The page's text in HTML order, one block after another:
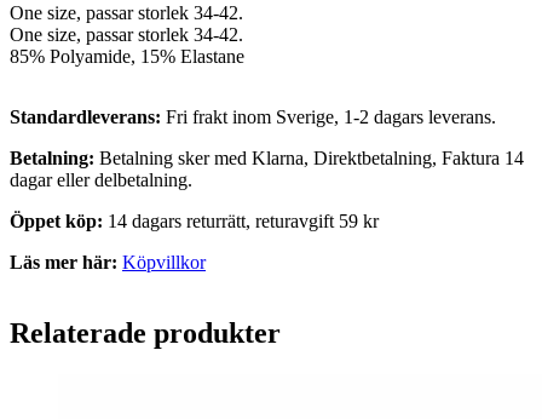
One size, passar storlek 34-42.
One size, passar storlek 34-42.
85% Polyamide, 15% Elastane
Standardleverans: Fri frakt inom Sverige, 1-2 dagars leverans.
Betalning: Betalning sker med Klarna, Direktbetalning, Faktura 14
dagar eller delbetalning.
Öppet köp: 14 dagars returrätt, returavgift 59 kr
Läs mer här: Köpvillkor
Relaterade produkter